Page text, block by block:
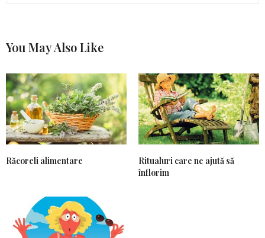
You May Also Like
Răcoreli alimentare
Ritualuri care ne ajută să
înflorim